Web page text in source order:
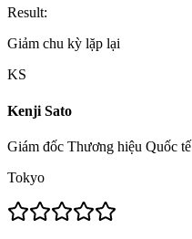
Result:
Giảm chu kỳ lặp lại
KS
Kenji Sato
Giám đốc Thương hiệu Quốc tế
Tokyo